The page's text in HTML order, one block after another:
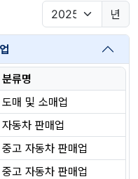
년
분류명
도매 및 소매업
자동차 판매업
중고 자동차 판매업
중고 자동차 판매업